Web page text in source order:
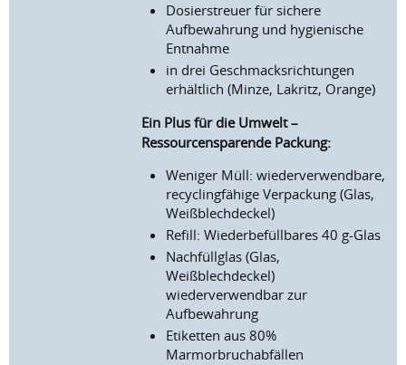
Dosierstreuer für sichere
Aufbewahrung und hygienische
Entnahme
in drei Geschmacksrichtungen
erhältlich (Minze, Lakritz, Orange)
Ein Plus für die Umwelt –
Ressourcensparende Packung:
Weniger Müll:wiederverwendbare,
recyclingfähige Verpackung(Glas,
Weißblechdeckel)
Refill: Wiederbefüllbares 40 g-Glas
Nachfüllglas(Glas,
Weißblechdeckel)
wiederverwendbar zur
Aufbewahrung
Etiketten aus 80%
Marmorbruchabfällen